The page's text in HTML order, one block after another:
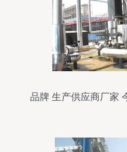
品牌 生产供应商厂家